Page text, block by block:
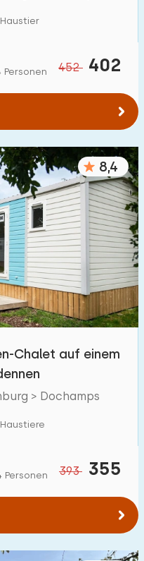
452 402
Personen
8,4
Chalet auf einem
> Dochamps
393 355
Personen